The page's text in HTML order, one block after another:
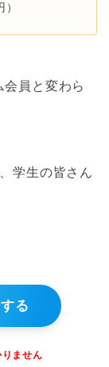
員と変わら
学生の皆さん
る
ません